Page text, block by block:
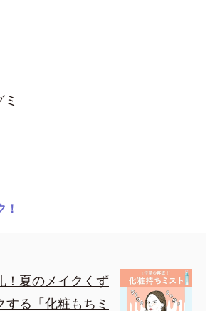
！夏のメイクくず
る「化粧もちミ